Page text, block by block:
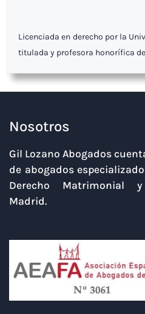
Licenciada en derecho por la
titulada y profesora honorífica
Nosotros
Gil Lozano Abogados
de abogados
Derecho Matrimonial
Madrid.